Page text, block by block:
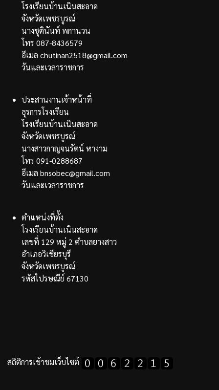
โรงเรียนบ้านเนินสะอาด
จังหวัดเพชรบูรณ์
นางชุตินันท์ พกานวน
โทร 087-8436579
อีเมล chutinan2518@gmail.com
วันและเวลาราชการ
ประสานงานเจ้าหน้าที่
ธุรการโรงเรียน
โรงเรียนบ้านเนินสะอาด
จังหวัดเพชรบูรณ์
นางสาวกาญจนรัตน์ หางาม
โทร 091-0288687
อีเมล bnsobec@gmail.com
วันและเวลาราชการ
ตำแหน่งที่ตั้ง
โรงเรียนบ้านเนินสะอาด
เลขที่ 129 หมู่ 2 ตำบลยางสาว
อำเภอวิเชียรบุรี
จังหวัดเพชรบูรณ์
รหัสไปรษณีย์ 67130
สถิติการเข้าชมเว็บไซต์